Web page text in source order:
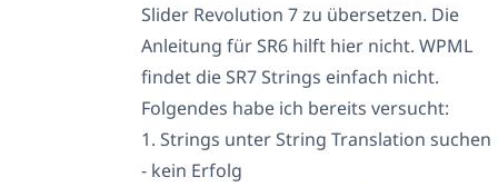
Slider Revolution 7 zu übersetzen. Die
Anleitung für SR6 hilft hier nicht. WPML
findet die SR7 Strings einfach nicht.
Folgendes habe ich bereits versucht:
1. Strings unter String Translation suchen
- kein Erfolg